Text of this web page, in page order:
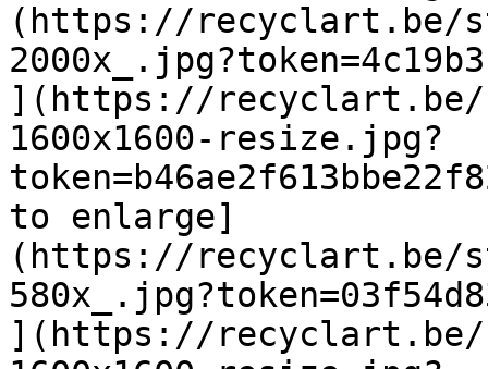
(https://recyclart.be/
](https://
1600x1600-resize.jpg?
to enlarge]
(https://
](https://